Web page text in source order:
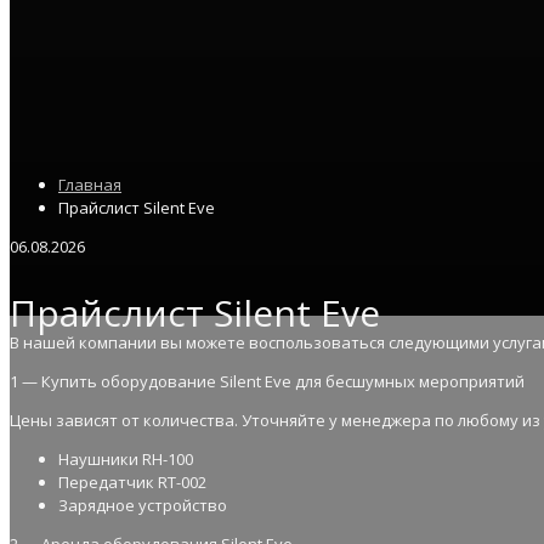
Главная
Прайслист Silent Eve
06.08.2026
Прайслист Silent Eve
В нашей компании вы можете воспользоваться следующими
1 — Купить оборудование Silent Eve для бесшумных мероприятий
Цены зависят от количества. Уточняйте у менеджера по любому
Наушники RH-100
Передатчик RT-002
Зарядное устройство